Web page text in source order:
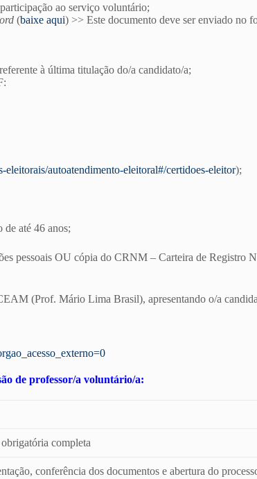
ao serviço voluntário;
(baixe aqui) >> Este documento deve ser enviado no
à última titulação do/a candidato/a;
eleitorais/autoatendimento-eleitoral#/certidoes-eleitor);
até 46 anos;
pessoais OU cópia do CRNM – Carteira de Registro
(Prof. Mário Lima Brasil), apresentando o/a
de professor/a voluntário/a:
completa
conferência dos documentos e abertura do